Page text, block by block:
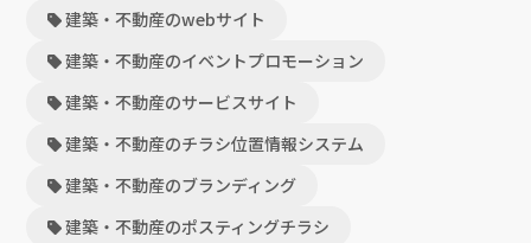
建築・不動産のwebサイト
建築・不動産のイベントプロモーション
建築・不動産のサービスサイト
建築・不動産のチラシ位置情報システム
建築・不動産のブランディング
建築・不動産のポスティングチラシ